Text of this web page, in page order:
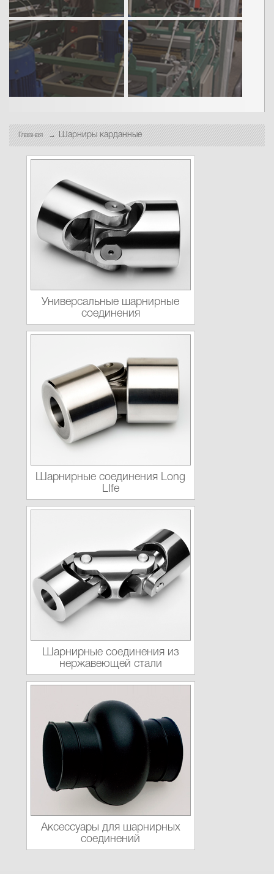
Главная Шарниры карданные
Универсальные шарнирные
соединения
Шарнирные соединения Long
LIfe
Шарнирные соединения из
нержавеющей стали
Аксессуары для шарнирных
соединений